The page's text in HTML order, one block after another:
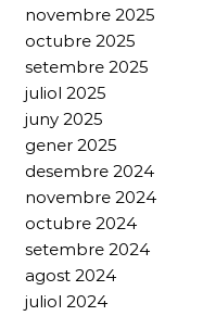
novembre 2025
octubre 2025
setembre 2025
juliol 2025
juny 2025
gener 2025
desembre 2024
novembre 2024
octubre 2024
setembre 2024
agost 2024
juliol 2024